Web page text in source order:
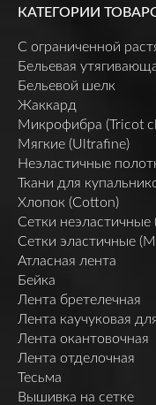
КАТЕГОРИИ
C ограниченной
Бельевая
Бельевой шелк
Жаккард
Микрофибра (Tricot
Мягкие (Ultrafine)
Неэластичные
Ткани для
Хлопок (Cotton)
Сетки неэластичные
Сетки эластичные
Атласная лента
Бейка
Лента бретелечная
Лента каучуковая
Лента окантовочная
Лента отделочная
Тесьма
Вышивка на сетке